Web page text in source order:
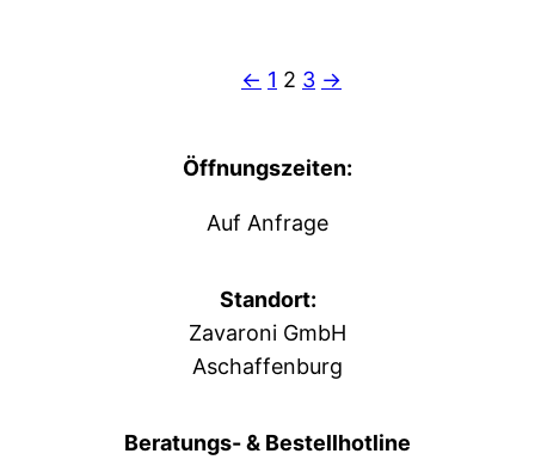
← 1 2 3 →
Öffnungszeiten:
Auf Anfrage
Standort:
Zavaroni GmbH
Aschaffenburg
Beratungs- & Bestellhotline